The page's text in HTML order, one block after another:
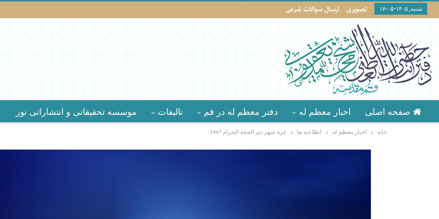
شنبه, ۱۴۰۵-۰۵-۱۷ تصویری ارسال سوالات شرعی
صفحه اصلی اخبار معظم له دفتر معظم له در قم تالیفات موسسه تحقیقاتى و انتشاراتى نور
خانه اخبار معظم له اطلاعيه ها غرة شهر ذي الحجة الحرام 1447